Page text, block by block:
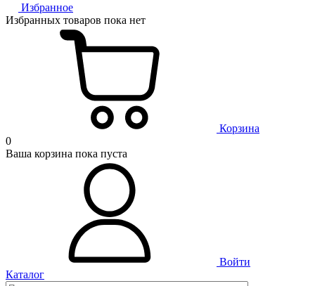
Избранное
Избранных товаров пока нет
Корзина
0
Ваша корзина пока пуста
Войти
Каталог